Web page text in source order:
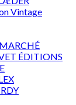
Vintage
ÉDITIONS